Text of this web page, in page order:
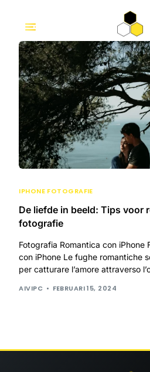
IPHONE FOTOGRAFIE
De liefde in beeld: Tips voor
fotografie
Fotografia Romantica con iPhone
con iPhone Le fughe romantiche
per catturare l’amore attraverso
AIVIPC FEBRUARI 15, 2024